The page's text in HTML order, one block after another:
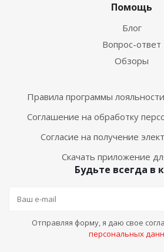
Помощь
Блог
Вопрос-ответ
Обзоры
Правила программы
Соглашение на обработку
Согласие на получение
Скачать приложение
Будьте всегда в
Отправляя форму, я даю свое
персональных